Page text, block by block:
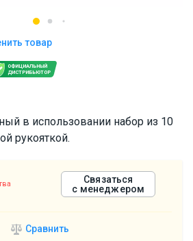
товар
ОФИЦИАЛЬНЫЙ
ДИСТРИБЬЮТОР
в использовании набор из 10
рукояткой.
Связаться
с менеджером
Сравнить